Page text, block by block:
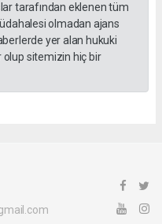
tarafından eklenen tüm
olmadan ajans
yer alan hukuki
sitemizin hiç bir